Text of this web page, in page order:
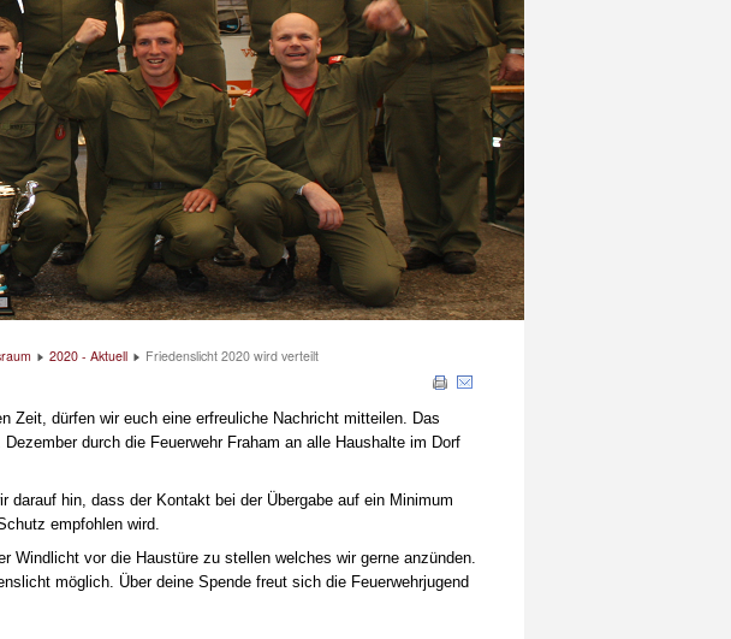
2020 - Aktuell Friedenslicht 2020 wird verteilt
Zeit, dürfen wir euch eine erfreuliche Nachricht mitteilen. Das
durch die Feuerwehr Fraham an alle Haushalte im Dorf
darauf hin, dass der Kontakt bei der Übergabe auf ein Minimum
empfohlen wird.
Windlicht vor die Haustüre zu stellen welches wir gerne anzünden.
möglich. Über deine Spende freut sich die Feuerwehrjugend